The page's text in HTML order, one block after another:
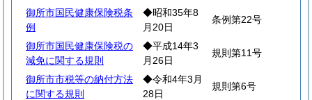
御所市国民健康保険税条
例
◆昭和35年8
月20日
条例第22号
御所市国民健康保険税の
減免に関する規則
◆平成14年3
月26日
規則第11号
御所市市税等の納付方法
に関する規則
◆令和4年3月
28日
規則第6号